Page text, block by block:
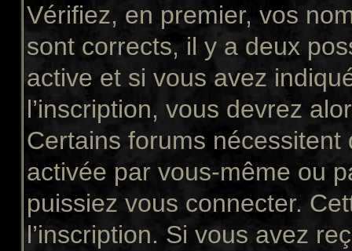
Vérifiez, en premier, vos
sont corrects, il y a deux
active et si vous avez
l’inscription, vous devrez
Certains forums
activée par vous-même ou
puissiez vous connecter.
l’inscription. Si vous avez